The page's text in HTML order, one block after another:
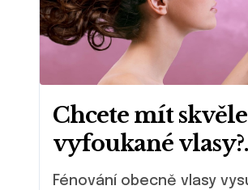
Chcete mít skvěle
vyfoukané vlasy?
Víme jak na to!
Fénování obecně vlasy vysušuje a